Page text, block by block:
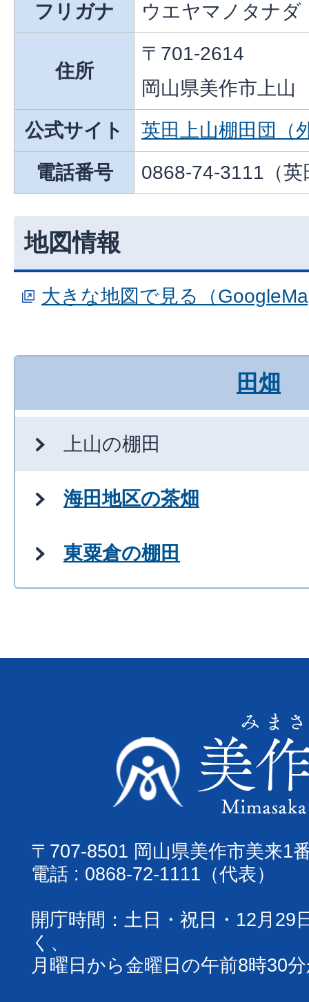
フリガナ
ウエヤマノタナダ
住所
〒701-2614
岡山県美作市上山
公式サイト
英田上山棚田団（
電話番号
0868-74-3111（英
地図情報
大きな地図で見る（
田畑
上山の棚田
海田地区の茶畑
東粟倉の棚田
〒707-8501 岡山県美作市美来1
電話 : 0868-72-1111（代表）
開庁時間：土日・祝日・12月29
く、
月曜日から金曜日の午前8時30